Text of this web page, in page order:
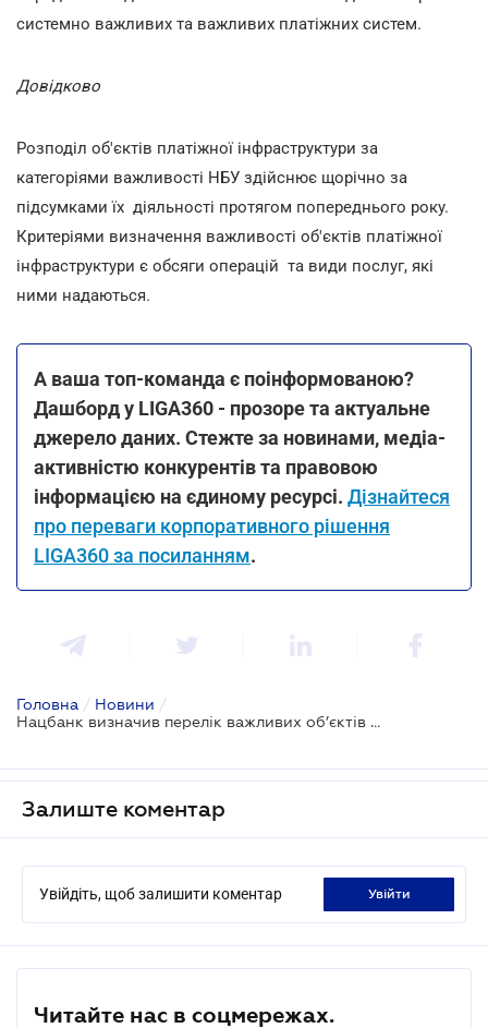
системно важливих та важливих платіжних систем.
Довідково
Розподіл об'єктів платіжної інфраструктури за
категоріями важливості НБУ здійснює щорічно за
підсумками їх діяльності протягом попереднього року.
Критеріями визначення важливості об'єктів платіжної
інфраструктури є обсяги операцій та види послуг, які
ними надаються.
А ваша топ-команда є поінформованою?
Дашборд у LIGA360 - прозоре та актуальне
джерело даних. Стежте за новинами, медіа-
активністю конкурентів та правовою
інформацією на єдиному ресурсі. Дізнайтеся
про переваги корпоративного рішення
LIGA360 за посиланням.
Головна / Новини /
Нацбанк визначив перелік важливих об’єктів платіжної інфраструктури в Україні
Залиште коментар
Увійдіть, щоб залишити коментар увійти
Читайте нас в соцмережах.